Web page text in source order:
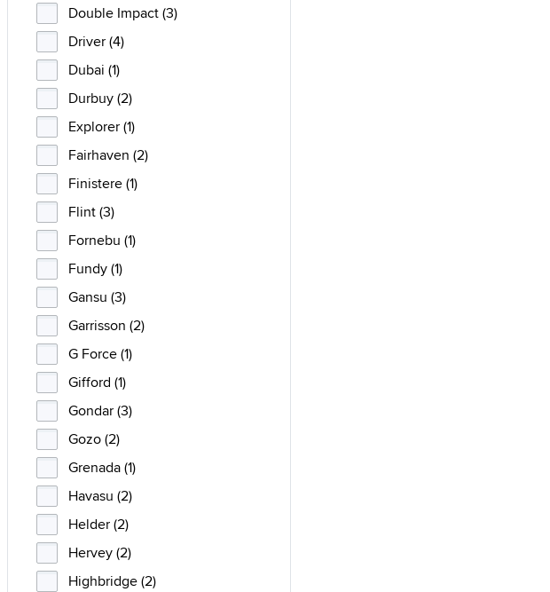
Double Impact (3)
Driver (4)
Dubai (1)
Durbuy (2)
Explorer (1)
Fairhaven (2)
Finistere (1)
Flint (3)
Fornebu (1)
Fundy (1)
Gansu (3)
Garrisson (2)
G Force (1)
Gifford (1)
Gondar (3)
Gozo (2)
Grenada (1)
Havasu (2)
Helder (2)
Hervey (2)
Highbridge (2)